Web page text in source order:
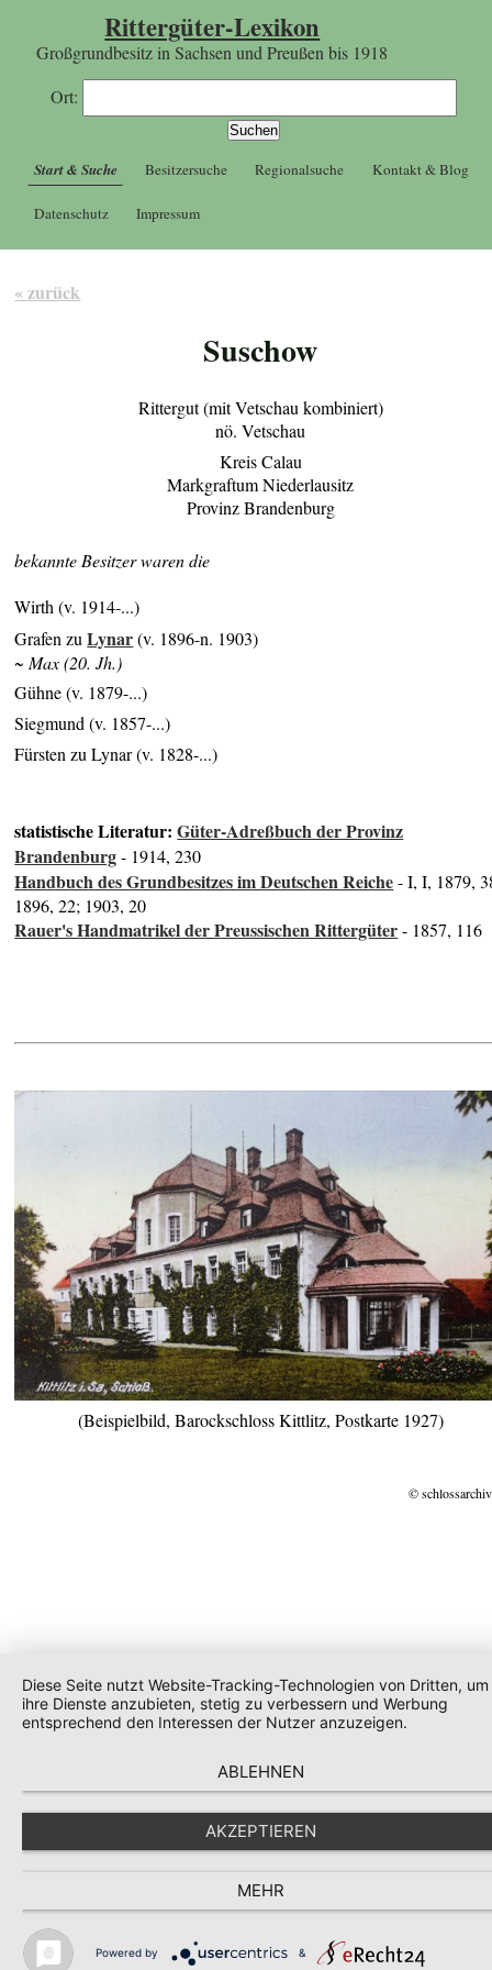
Rittergüter-Lexikon
Großgrundbesitz in Sachsen und Preußen bis 1918
Ort:
Start & Suche Besitzersuche Regionalsuche Kontakt & Blog
Datenschutz Impressum
« zurück
Suschow
Rittergut (mit Vetschau kombiniert)
nö. Vetschau
Kreis Calau
Markgraftum Niederlausitz
Provinz Brandenburg
bekannte Besitzer waren die
Wirth (v. 1914-...)
Grafen zuLynar(v. 1896-n. 1903)
~ Max (20. Jh.)
Gühne (v. 1879-...)
Siegmund (v. 1857-...)
Fürsten zu Lynar (v. 1828-...)
statistische Literatur:Güter-Adreßbuch der Provinz
Brandenburg- 1914, 230
Handbuch des Grundbesitzes im Deutschen Reiche- I, I, 1879,
1896, 22; 1903, 20
Rauer's Handmatrikel der Preussischen Rittergüter- 1857, 116
(Beispielbild, Barockschloss Kittlitz, Postkarte 1927)
©
Diese Seite nutzt Website-Tracking-Technologien von Dritten, um
ihre Dienste anzubieten, stetig zu verbessern und Werbung
entsprechend den Interessen der Nutzer anzuzeigen.
ABLEHNEN
AKZEPTIEREN
MEHR
Powered by &